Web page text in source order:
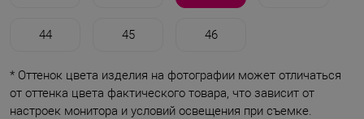
44 45 46
* Оттенок цвета изделия на фотографии может отличаться
от оттенка цвета фактического товара, что зависит от
настроек монитора и условий освещения при съемке.